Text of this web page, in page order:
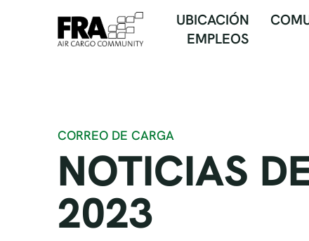
UBICACIÓN
EMPLEOS
CORREO DE CARGA
NOTICIAS
2023